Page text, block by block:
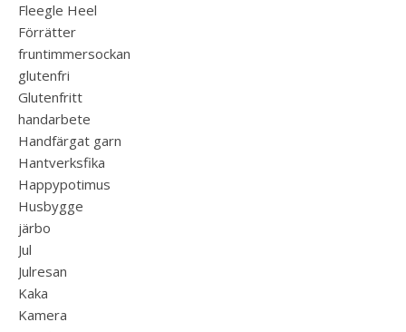
Fleegle Heel
Förrätter
fruntimmersockan
glutenfri
Glutenfritt
handarbete
Handfärgat garn
Hantverksfika
Happypotimus
Husbygge
järbo
Jul
Julresan
Kaka
Kamera